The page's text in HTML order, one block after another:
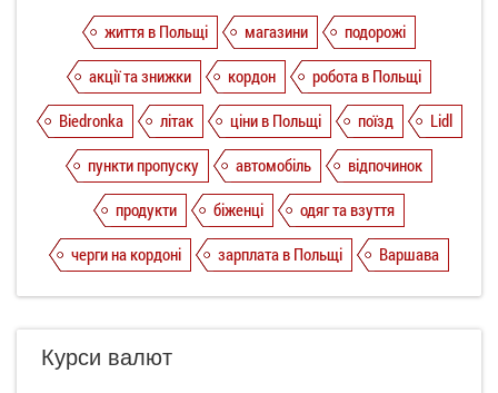
життя в Польщі магазини
подорожі
акції та знижки
кордон
робота в Польщі
Biedronka
літак ціни в Польщі поїзд
Lidl
пункти пропуску
автомобіль
відпочинок
продукти
біженці
одяг та взуття
черги на кордоні
зарплата в Польщі Варшава
Курси валют